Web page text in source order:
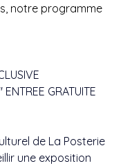
notre programme
ENTREE GRATUITE
de La Posterie
une exposition